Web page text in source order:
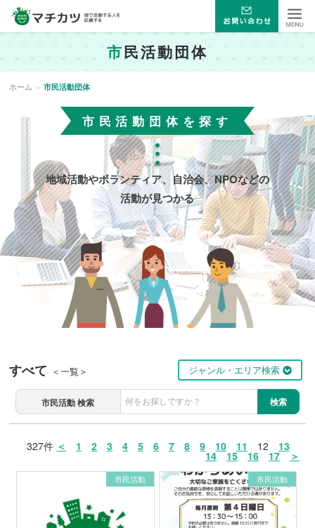
マチカツ 街で活動する人市民活動団体
ホーム » 市民活動団体
市民活動団体を探す
地域活動やボランティア、自治会、NPOなどの
活動が見つかる
すべて ＜一覧＞ ジャンル・エリア検索
市民活動 検索 検索
327件 ＜ 1 2 3 4 5 6 7 8 9 10 11 12 13
14 15 16 17 ＞
市民活動 市民活動